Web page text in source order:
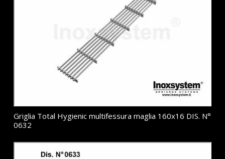
Griglia Total Hygienic multifessura maglia 160x16 DIS. N°
0632